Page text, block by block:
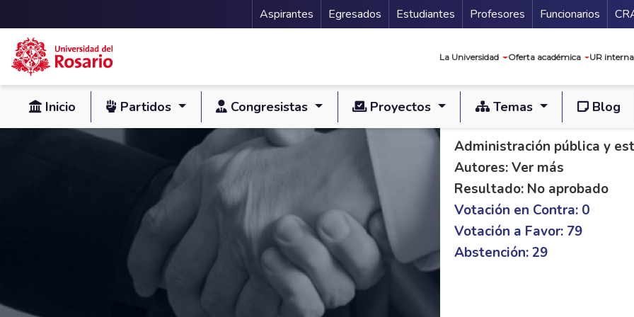
Pasar al contenido principal
Menu Secundario
Aspirantes Egresados Estudiantes Profesores Funcionarios
La Universidad Oferta académica UR
Inicio Partidos Congresistas Proyectos Temas Blog
PAL S 37/21 C 508/
Administración pública y
Autores: Ver más
Resultado: No aprobado
Votación en Contra: 0
Votación a Favor: 79
Abstención: 29